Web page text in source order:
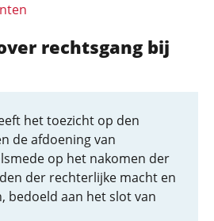
rechtsgang bij
het toezicht op den
de afdoening van
op het nakomen der
der rechterlijke macht en
bedoeld aan het slot van